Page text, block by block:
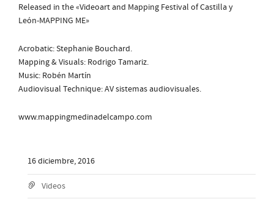
Released in the «Videoart and Mapping Festival of Castilla y
León-MAPPING ME»
Acrobatic: Stephanie Bouchard.
Mapping & Visuals: Rodrigo Tamariz.
Music: Robén Martín
Audiovisual Technique: AV sistemas audiovisuales.
www.mappingmedinadelcampo.com
16 diciembre, 2016
Videos